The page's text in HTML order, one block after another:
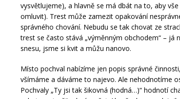
vysvětlujeme), a hlavně se má dbát na to, aby
omluvit). Trest může zamezit opakování
správného chování. Nebudu se tak chovat ze
trest se často stává „výměnným obchodem“ –
snesu, jsme si kvit a můžu nanovo.
Místo pochval nabízíme jen popis správné
všímáme a dáváme to najevo. Ale nehodnotíme
Pochvaly „Ty jsi tak šikovná (hodná…)“ hodnotí